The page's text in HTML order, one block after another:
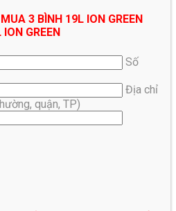
3 BÌNH 19L ION GREEN
GREEN
Số
Địa chỉ
quận, TP)